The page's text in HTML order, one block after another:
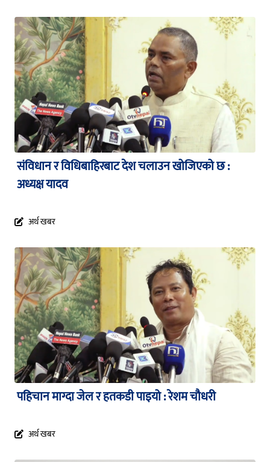
संविधान र विधिबाहिरबाट देश चलाउन खोजिएको छ :
अध्यक्ष यादव
अर्थ खबर
पहिचान माग्दा जेल र हतकडी पाइयो : रेशम चौधरी
अर्थ खबर